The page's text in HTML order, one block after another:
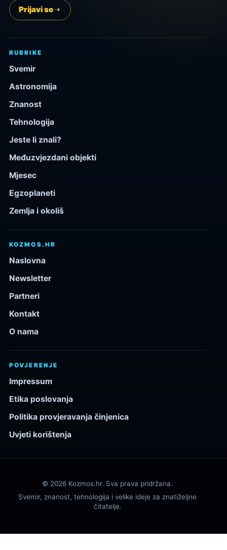
Prijavi se
RUBRIKE
Svemir
Astronomija
Znanost
Tehnologija
Jeste li znali?
Međuzvjezdani objekti
Mjesec
Egzoplaneti
Zemlja i okoliš
KOZMOS.HR
Naslovna
Newsletter
Partneri
Kontakt
O nama
POVJERENJE
Impressum
Etika poslovanja
Politika provjeravanja činjenica
Uvjeti korištenja
© 2026 Kozmos.hr. Sva prava pridržana.
Svemir, znanost, tehnologija i velike ideje za znatiželjne
čitatelje.